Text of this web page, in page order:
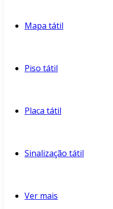
Mapa tátil
Piso tátil
Placa tátil
Sinalização tátil
Ver mais